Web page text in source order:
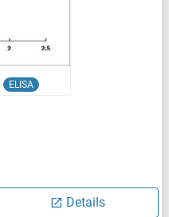
ELISA
Details